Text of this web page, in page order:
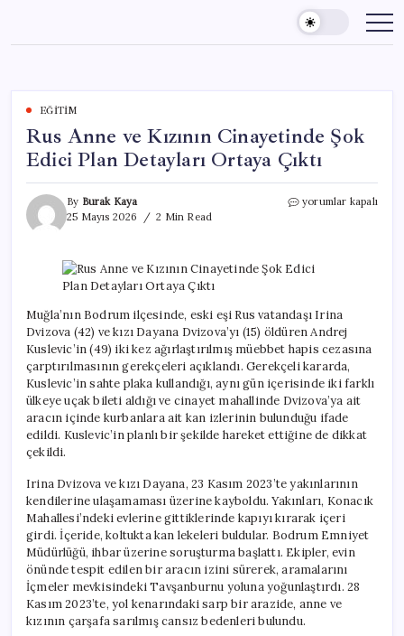
content
EĞITIM
Rus Anne ve Kızının Cinayetinde Şok
Edici Plan Detayları Ortaya Çıktı
By Burak Kaya
25 Mayıs 2026
2 Min Read
Rus
Cinayetinde
Şok
Plan
Detayları
Ortaya
Çıktı
için
yorumlar kapalı
Muğla’nın Bodrum ilçesinde, eski eşi Rus vatandaşı Irina
Dvizova (42) ve kızı Dayana Dvizova’yı (15) öldüren Andrej
Kuslevic’in (49) iki kez ağırlaştırılmış müebbet hapis cezasına
çarptırılmasının gerekçeleri açıklandı. Gerekçeli kararda,
Kuslevic’in sahte plaka kullandığı, aynı gün içerisinde iki farklı
ülkeye uçak bileti aldığı ve cinayet mahallinde Dvizova’ya ait
aracın içinde kurbanlara ait kan izlerinin bulunduğu ifade
edildi. Kuslevic’in planlı bir şekilde hareket ettiğine de dikkat
çekildi.
Irina Dvizova ve kızı Dayana, 23 Kasım 2023’te yakınlarının
kendilerine ulaşamaması üzerine kayboldu. Yakınları, Konacık
Mahallesi’ndeki evlerine gittiklerinde kapıyı kırarak içeri
girdi. İçeride, koltukta kan lekeleri buldular. Bodrum Emniyet
Müdürlüğü, ihbar üzerine soruşturma başlattı. Ekipler, evin
önünde tespit edilen bir aracın izini sürerek, aramalarını
İçmeler mevkisindeki Tavşanburnu yoluna yoğunlaştırdı. 28
Kasım 2023’te, yol kenarındaki sarp bir arazide, anne ve
kızının çarşafa sarılmış cansız bedenleri bulundu.